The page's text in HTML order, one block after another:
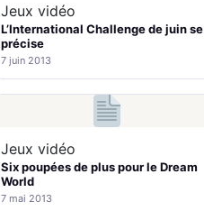
Jeux vidéo
L’International Challenge de juin se
précise
7 juin 2013
Jeux vidéo
Six poupées de plus pour le Dream
World
7 mai 2013